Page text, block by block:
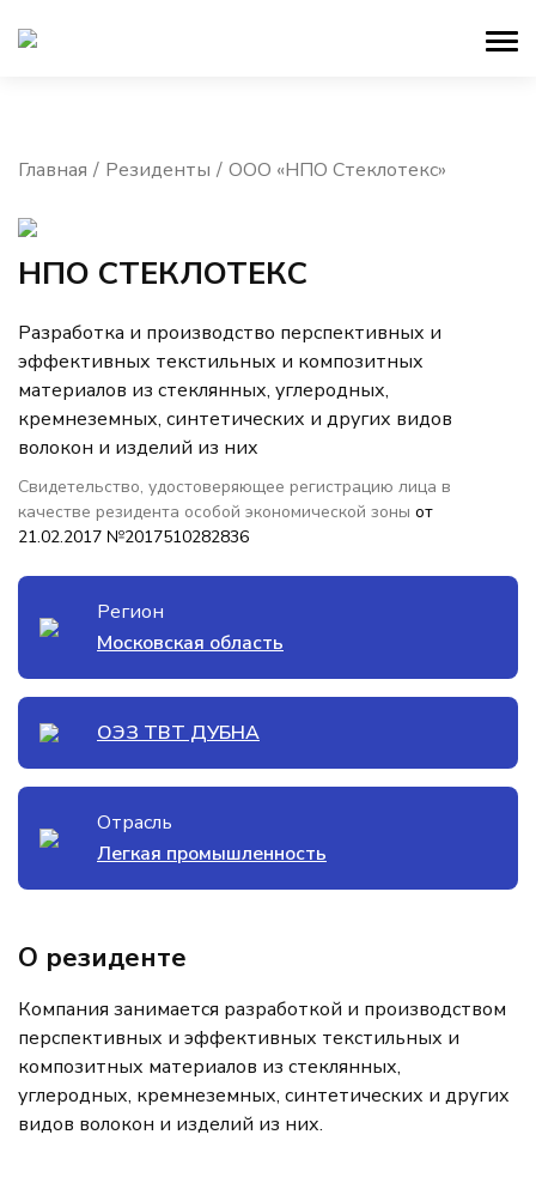
Главная Резиденты ООО «НПО Стеклотекс»
НПО СТЕКЛОТЕКС
Разработка и производство перспективных и
эффективных текстильных и композитных
материалов из стеклянных, углеродных,
кремнеземных, синтетических и других видов
волокон и изделий из них
Свидетельство, удостоверяющее регистрацию лица в
качестве резидента особой экономической зоны от
21.02.2017 №2017510282836
Регион
Московская область
ОЭЗ ТВТ ДУБНА
Отрасль
Легкая промышленность
О резиденте
Компания занимается разработкой и производством
перспективных и эффективных текстильных и
композитных материалов из стеклянных,
углеродных, кремнеземных, синтетических и других
видов волокон и изделий из них.